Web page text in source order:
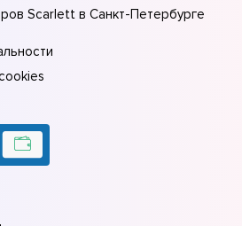
Scarlett в Санкт-Петербурге